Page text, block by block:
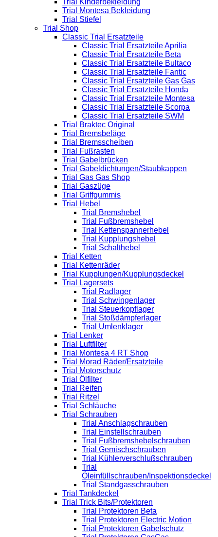
Trial Kinderbekleidung
Trial Montesa Bekleidung
Trial Stiefel
Trial Shop
Classic Trial Ersatzteile
Classic Trial Ersatzteile Aprilia
Classic Trial Ersatzteile Beta
Classic Trial Ersatzteile Bultaco
Classic Trial Ersatzteile Fantic
Classic Trial Ersatzteile Gas Gas
Classic Trial Ersatzteile Honda
Classic Trial Ersatzteile Montesa
Classic Trial Ersatzteile Scorpa
Classic Trial Ersatzteile SWM
Trial Braktec Original
Trial Bremsbeläge
Trial Bremsscheiben
Trial Fußrasten
Trial Gabelbrücken
Trial Gabeldichtungen/Staubkappen
Trial Gas Gas Shop
Trial Gaszüge
Trial Griffgummis
Trial Hebel
Trial Bremshebel
Trial Fußbremshebel
Trial Kettenspannerhebel
Trial Kupplungshebel
Trial Schalthebel
Trial Ketten
Trial Kettenräder
Trial Kupplungen/Kupplungsdeckel
Trial Lagersets
Trial Radlager
Trial Schwingenlager
Trial Steuerkopflager
Trial Stoßdämpferlager
Trial Umlenklager
Trial Lenker
Trial Luftfilter
Trial Montesa 4 RT Shop
Trial Morad Räder/Ersatzteile
Trial Motorschutz
Trial Ölfilter
Trial Reifen
Trial Ritzel
Trial Schläuche
Trial Schrauben
Trial Anschlagschrauben
Trial Einstellschrauben
Trial Fußbremshebelschrauben
Trial Gemischschrauben
Trial Kühlerverschlußschrauben
Trial
Öleinfüllschrauben/Inspektionsdeckel
Trial Standgasschrauben
Trial Tankdeckel
Trial Trick Bits/Protektoren
Trial Protektoren Beta
Trial Protektoren Electric Motion
Trial Protektoren Gabelschutz